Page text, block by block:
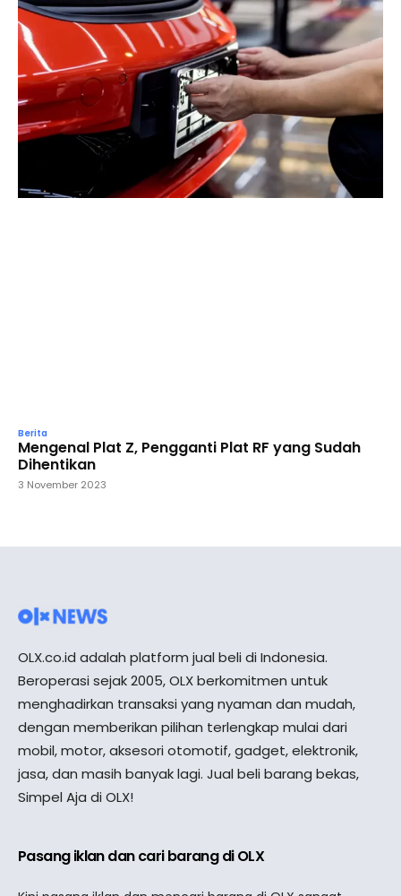
Berita
Mengenal Plat Z, Pengganti Plat RF yang Sudah
Dihentikan
3 November 2023
OLX.co.id adalah platform jual beli di Indonesia.
Beroperasi sejak 2005, OLX berkomitmen untuk
menghadirkan transaksi yang nyaman dan mudah,
dengan memberikan pilihan terlengkap mulai dari
mobil, motor, aksesori otomotif, gadget, elektronik,
jasa, dan masih banyak lagi. Jual beli barang bekas,
Simpel Aja di OLX!
Pasang iklan dan cari barang di OLX